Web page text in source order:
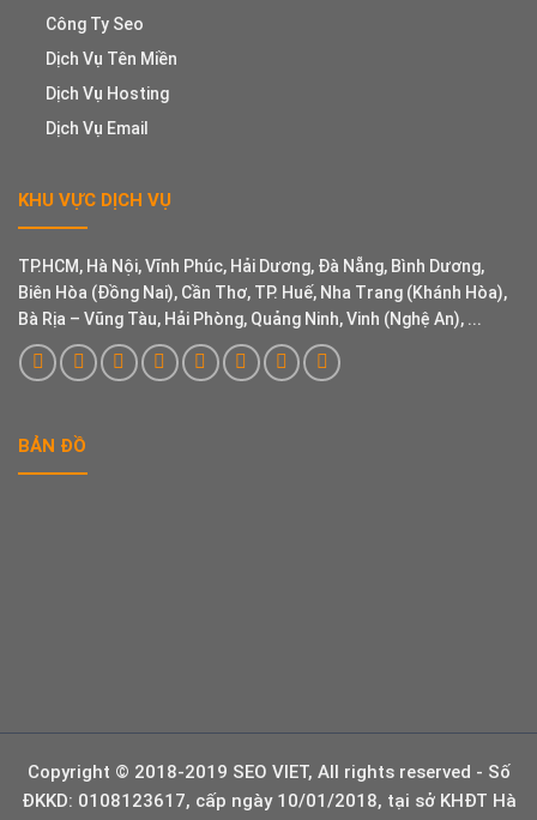
Công Ty Seo
Dịch Vụ Tên Miền
Dịch Vụ Hosting
Dịch Vụ Email
KHU VỰC DỊCH VỤ
TP.HCM, Hà Nội, Vĩnh Phúc, Hải Dương, Đà Nẵng, Bình Dương,
Biên Hòa (Đồng Nai), Cần Thơ, TP. Huế, Nha Trang (Khánh Hòa),
Bà Rịa – Vũng Tàu, Hải Phòng, Quảng Ninh, Vinh (Nghệ An), ...
BẢN ĐỒ
Copyright © 2018-2019 SEO VIET, All rights reserved - Số
ĐKKD: 0108123617, cấp ngày 10/01/2018, tại sở KHĐT Hà